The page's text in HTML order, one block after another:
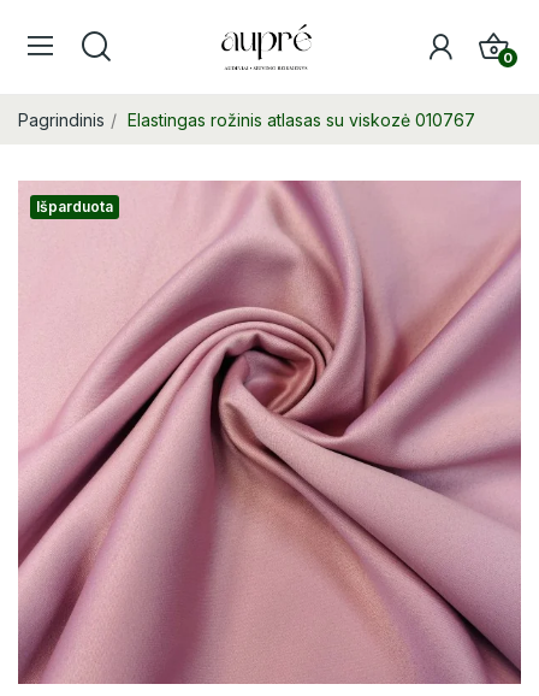
0
Pagrindinis Elastingas rožinis atlasas su viskozė 010767
Išparduota